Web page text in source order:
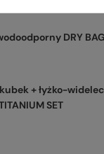
DRY
+ łyżko-widelec
SET